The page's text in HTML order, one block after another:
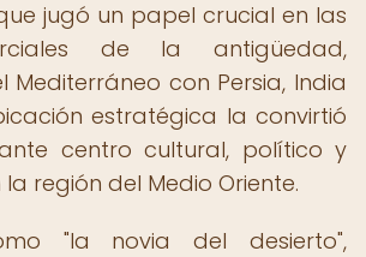
jugó un papel crucial en las
de la antigüedad,
con Persia, India
estratégica la convirtió
centro cultural, político y
región del Medio Oriente.
"la novia del desierto",